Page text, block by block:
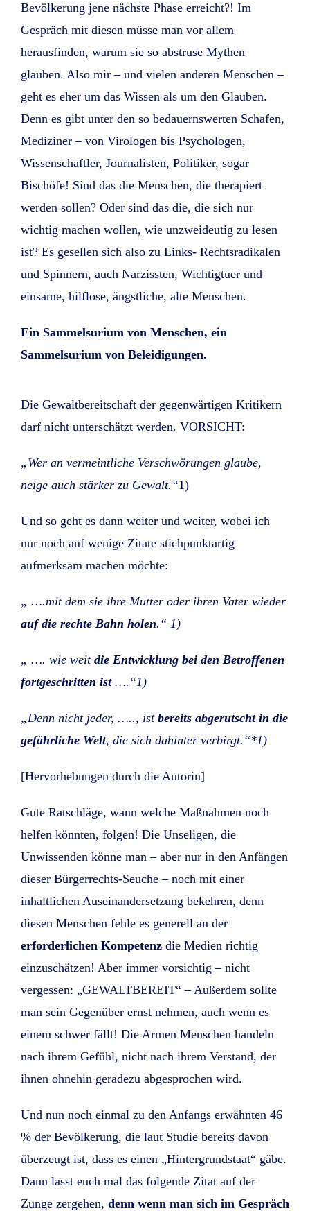
Bevölkerung jene nächste Phase erreicht?! Im
Gespräch mit diesen müsse man vor allem
herausfinden, warum sie so abstruse Mythen
glauben. Also mir – und vielen anderen Menschen –
geht es eher um das Wissen als um den Glauben.
Denn es gibt unter den so bedauernswerten Schafen,
Mediziner – von Virologen bis Psychologen,
Wissenschaftler, Journalisten, Politiker, sogar
Bischöfe! Sind das die Menschen, die therapiert
werden sollen? Oder sind das die, die sich nur
wichtig machen wollen, wie unzweideutig zu lesen
ist? Es gesellen sich also zu Links- Rechtsradikalen
und Spinnern, auch Narzissten, Wichtigtuer und
einsame, hilflose, ängstliche, alte Menschen.
Ein Sammelsurium von Menschen, ein
Sammelsurium von Beleidigungen.
Die Gewaltbereitschaft der gegenwärtigen Kritikern
darf nicht unterschätzt werden. VORSICHT:
„Wer an vermeintliche Verschwörungen glaube,
neige auch stärker zu Gewalt.“1)
Und so geht es dann weiter und weiter, wobei ich
nur noch auf wenige Zitate stichpunktartig
aufmerksam machen möchte:
„ ….mit dem sie ihre Mutter oder ihren Vater wieder
auf die rechte Bahn holen.“ 1)
„ …. wie weit die Entwicklung bei den Betroffenen
fortgeschritten ist….“1)
„Denn nicht jeder, ….., ist bereits abgerutscht in die
gefährliche Welt, die sich dahinter verbirgt.“*1)
[Hervorhebungen durch die Autorin]
Gute Ratschläge, wann welche Maßnahmen noch
helfen könnten, folgen! Die Unseligen, die
Unwissenden könne man – aber nur in den Anfängen
dieser Bürgerrechts-Seuche – noch mit einer
inhaltlichen Auseinandersetzung bekehren, denn
diesen Menschen fehle es generell an der
erforderlichen Kompetenz die Medien richtig
einzuschätzen! Aber immer vorsichtig – nicht
vergessen: „GEWALTBEREIT“ – Außerdem sollte
man sein Gegenüber ernst nehmen, auch wenn es
einem schwer fällt! Die Armen Menschen handeln
nach ihrem Gefühl, nicht nach ihrem Verstand, der
ihnen ohnehin geradezu abgesprochen wird.
Und nun noch einmal zu den Anfangs erwähnten 46
% der Bevölkerung, die laut Studie bereits davon
überzeugt ist, dass es einen „Hintergrundstaat“ gäbe.
Dann lasst euch mal das folgende Zitat auf der
Zunge zergehen, denn wenn man sich im Gespräch